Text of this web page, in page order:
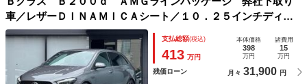
車／レザーＤＩＮＡＭＩＣＡシート／１０．２５インチディス
プレイ／フルセグテレビ／ＢＴオーディオリアビューカメラ／
ＥＴＣ２．０／電動トランク／１８インチＡＭＧアルミ／マル
チビームＬＥＤヘッドラ
支払総額(税込)
413 万円
本体価格
398
万円
諸費用
15
万円
残価ローン 月々 31,900 円